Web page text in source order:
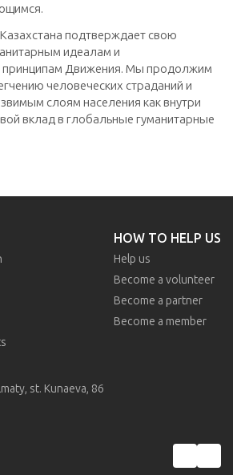
подтверждает свою
идеалам и
Движения. Мы продолжим
человеческих страданий и
слоям населения как внутри
вклад в глобальные гуманитарные
HOW TO HELP US
Help us
Become a volunteer
Become a partner
Become a member
st. Kunaeva, 86